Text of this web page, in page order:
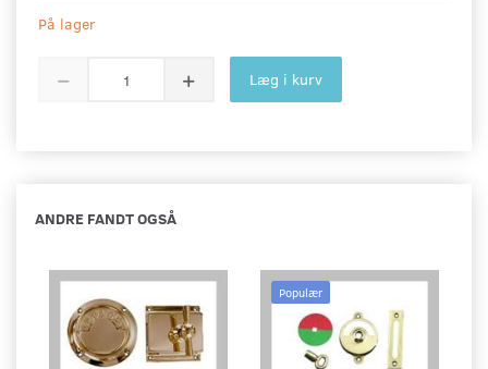
På lager
Læg i kurv
ANDRE FANDT OGSÅ
Populær